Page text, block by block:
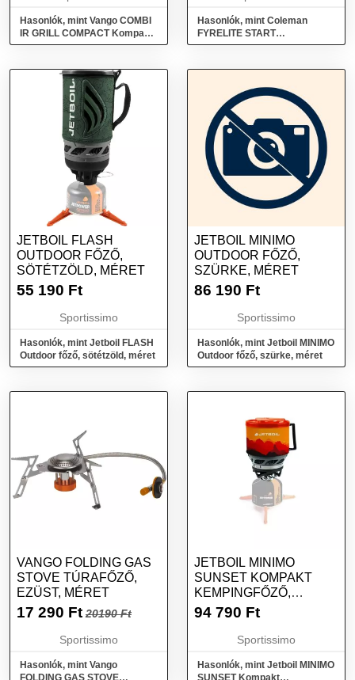
Hasonlók, mint Vango COMBI
IR GRILL COMPACT Kompakt
kempingfőző, zöld, méret
Hasonlók, mint Coleman
FYRELITE START
Kempingfőző, ezüst, méret
JETBOIL FLASH
OUTDOOR FŐZŐ,
SÖTÉTZÖLD, MÉRET
55 190 Ft
Sportissimo
Hasonlók, mint Jetboil FLASH
Outdoor főző, sötétzöld, méret
JETBOIL MINIMO
OUTDOOR FŐZŐ,
SZÜRKE, MÉRET
86 190 Ft
Sportissimo
Hasonlók, mint Jetboil MINIMO
Outdoor főző, szürke, méret
VANGO FOLDING GAS
STOVE TÚRAFŐZŐ,
EZÜST, MÉRET
17 290 Ft 20190 Ft
Sportissimo
Hasonlók, mint Vango
FOLDING GAS STOVE
JETBOIL MINIMO
SUNSET KOMPAKT
KEMPINGFŐZŐ,
NARANCSSÁRGA,
94 790 Ft
Sportissimo
Hasonlók, mint Jetboil MINIMO
SUNSET Kompakt